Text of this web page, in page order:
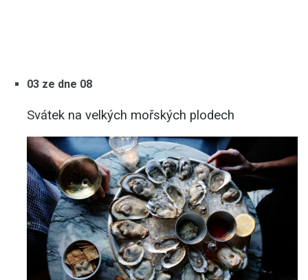
03 ze dne 08
Svátek na velkých mořských plodech